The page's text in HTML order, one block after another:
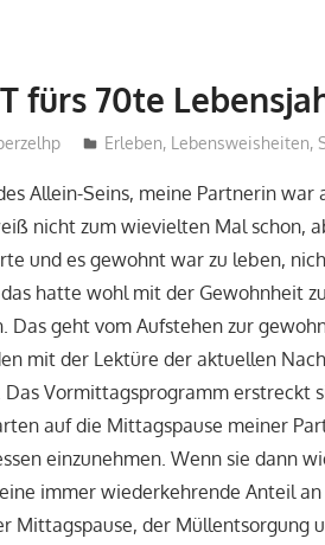
fürs 70te
Erleben, Lebensweisheiten,
Allein-Seins, meine Partnerin war
nicht zum wievielten Mal schon,
und es gewohnt war zu leben,
hatte wohl mit der Gewohnheit
Das geht vom Aufstehen zur
mit der Lektüre der aktuellen
Vormittagsprogramm erstreckt
auf die Mittagspause meiner
einzunehmen. Wenn sie dann
immer wiederkehrende Anteil
Mittagspause, der Müllentsorgung